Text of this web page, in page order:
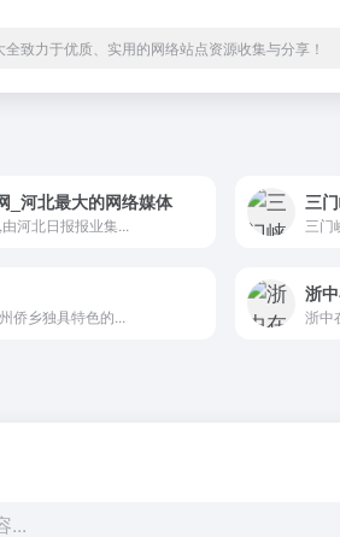
致力于优质、实用的网络站点资源收集与分享！
_河北最大的网络媒体
河北日报报业集...
三
三门
侨乡独具特色的...
浙
浙中